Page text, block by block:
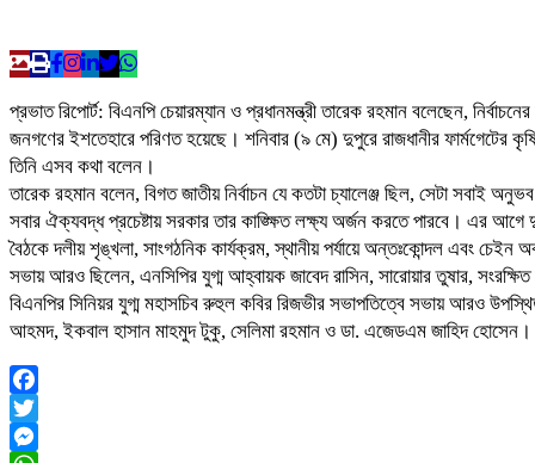
প্রভাত রিপোর্ট: বিএনপি চেয়ারম্যান ও প্রধানমন্ত্রী তারেক রহমান বলেছেন,
জনগণের ইশতেহারে পরিণত হয়েছে। শনিবার (৯ মে) দুপুরে রাজধানীর ফার্মগেটের
তিনি এসব কথা বলেন।
তারেক রহমান বলেন, বিগত জাতীয় নির্বাচন যে কতটা চ্যালেঞ্জ ছিল, সেটা সবাই
সবার ঐক্যবদ্ধ প্রচেষ্টায় সরকার তার কাঙ্ক্ষিত লক্ষ্য অর্জন করতে পারবে। এর
বৈঠকে দলীয় শৃঙ্খলা, সাংগঠনিক কার্যক্রম, স্থানীয় পর্যায়ে অন্তঃকোন্দল এবং চেইন অব
সভায় আরও ছিলেন, এনসিপির যুগ্ম আহ্বায়ক জাবেদ রাসিন, সারোয়ার তুষার,
বিএনপির সিনিয়র যুগ্ম মহাসচিব রুহুল কবির রিজভীর সভাপতিত্বে সভায় আরও
আহমদ, ইকবাল হাসান মাহমুদ টুকু, সেলিমা রহমান ও ডা. এজেডএম জাহিদ হোসেন।
Facebook
Twitter